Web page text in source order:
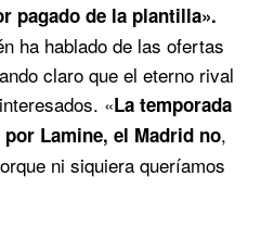
pagado de la plantilla».
ha hablado de las ofertas
claro que el eterno rival
«La temporada
por Lamine, el Madrid no,
ni siquiera queríamos